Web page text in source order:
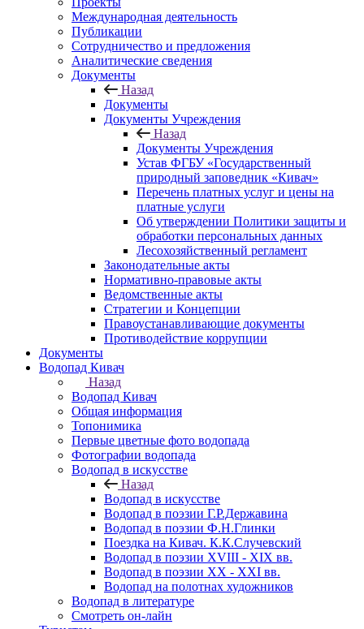
Международная деятельность
Публикации
Сотрудничество и предложения
Аналитические сведения
Документы
Назад
Документы
Документы Учреждения
Назад
Документы Учреждения
Устав ФГБУ «Государственный
природный заповедник «Кивач»
Перечень платных услуг и цены на
платные услуги
Об утверждении Политики защиты и
обработки персональных данных
Лесохозяйственный регламент
Законодательные акты
Нормативно-правовые акты
Ведомственные акты
Стратегии и Концепции
Правоустанавливающие документы
Противодействие коррупции
Документы
Водопад Кивач
Назад
Водопад Кивач
Общая информация
Топонимика
Первые цветные фото водопада
Фотографии водопада
Водопад в искусстве
Назад
Водопад в искусстве
Водопад в поэзии Г.Р.Державина
Водопад в поэзии Ф.Н.Глинки
Поездка на Кивач. К.К.Случевский
Водопад в поэзии XVIII - XIX вв.
Водопад в поэзии XX - XXI вв.
Водопад на полотнах художников
Водопад в литературе
Смотреть он-лайн